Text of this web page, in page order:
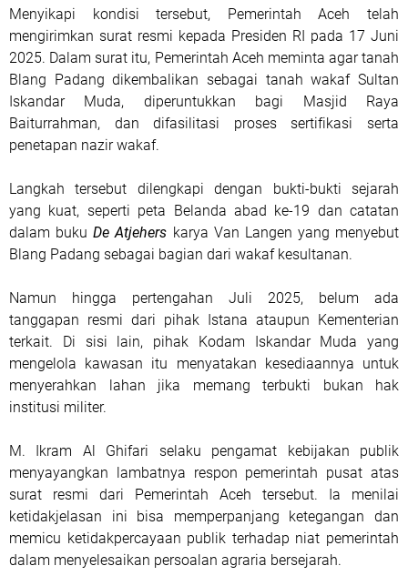
Menyikapi kondisi tersebut, Pemerintah Aceh telah
mengirimkan surat resmi kepada Presiden RI pada 17 Juni
2025. Dalam surat itu, Pemerintah Aceh meminta agar tanah
Blang Padang dikembalikan sebagai tanah wakaf Sultan
Iskandar Muda, diperuntukkan bagi Masjid Raya
Baiturrahman, dan difasilitasi proses sertifikasi serta
penetapan nazir wakaf.
Langkah tersebut dilengkapi dengan bukti-bukti sejarah
yang kuat, seperti peta Belanda abad ke-19 dan catatan
dalam bukuDe Atjehers karya Van Langen yang menyebut
Blang Padang sebagai bagian dari wakaf kesultanan.
Namun hingga pertengahan Juli 2025, belum ada
tanggapan resmi dari pihak Istana ataupun Kementerian
terkait. Di sisi lain, pihak Kodam Iskandar Muda yang
mengelola kawasan itu menyatakan kesediaannya untuk
menyerahkan lahan jika memang terbukti bukan hak
institusi militer.
M. Ikram Al Ghifari selaku pengamat kebijakan publik
menyayangkan lambatnya respon pemerintah pusat atas
surat resmi dari Pemerintah Aceh tersebut. Ia menilai
ketidakjelasan ini bisa memperpanjang ketegangan dan
memicu ketidakpercayaan publik terhadap niat pemerintah
dalam menyelesaikan persoalan agraria bersejarah.